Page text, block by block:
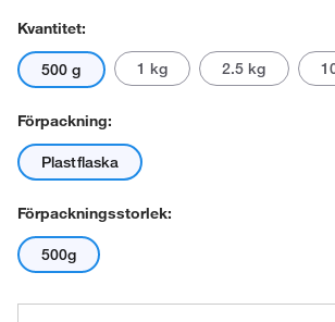
Kvantitet:
500 g 1 kg 2.5 kg
Förpackning:
Plastflaska
Förpackningsstorlek:
500g